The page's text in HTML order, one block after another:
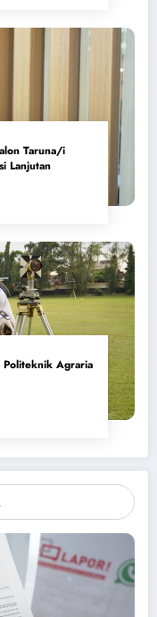
Taruna/i
Lanjutan
Politeknik Agraria